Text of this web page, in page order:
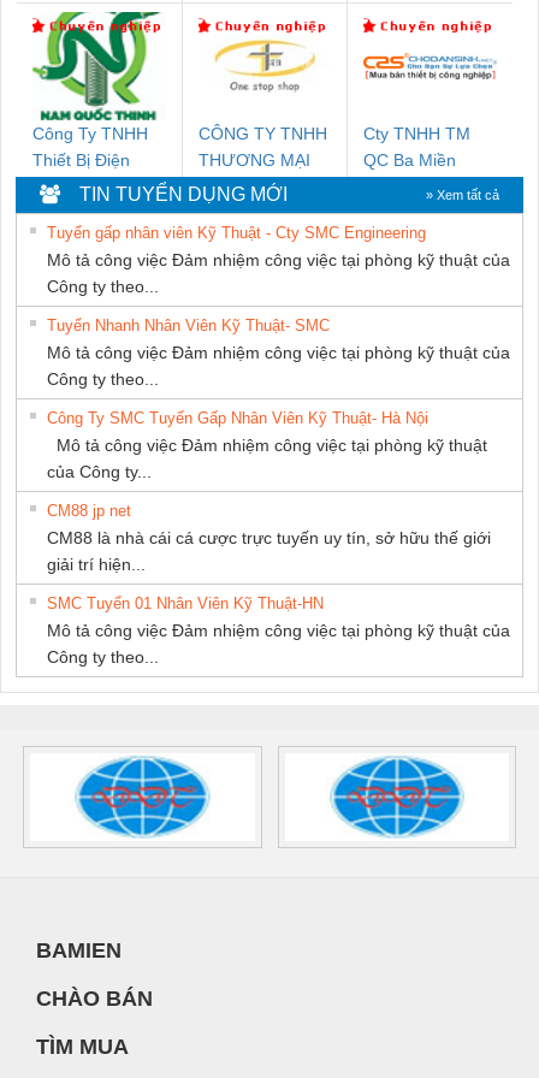
DONG THANH
PHƯƠNG NAM
Công Ty TNHH
Thiết Bị Điện
Nam Quốc Thịnh
CÔNG TY TNHH
THƯƠNG MẠI
THIÊN ÂN VIỆT
NAM
Cty TNHH TM
QC Ba Miền
TIN TUYỂN DỤNG MỚI » Xem tất cả
Tuyển gấp nhân viên Kỹ Thuật - Cty SMC Engineering
Mô tả công việc Đảm nhiệm công việc tại phòng kỹ thuật của
Công ty theo...
Tuyển Nhanh Nhân Viên Kỹ Thuật- SMC
Mô tả công việc Đảm nhiệm công việc tại phòng kỹ thuật của
Công ty theo...
Công Ty SMC Tuyển Gấp Nhân Viên Kỹ Thuật- Hà Nội
Mô tả công việc Đảm nhiệm công việc tại phòng kỹ thuật
của Công ty...
CM88 jp net
CM88 là nhà cái cá cược trực tuyến uy tín, sở hữu thế giới
giải trí hiện...
SMC Tuyển 01 Nhân Viên Kỹ Thuật-HN
Mô tả công việc Đảm nhiệm công việc tại phòng kỹ thuật của
Công ty theo...
BAMIEN
CHÀO BÁN
TÌM MUA